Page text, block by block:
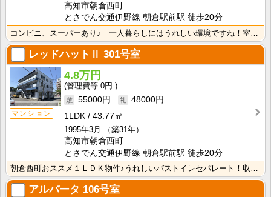
高知市朝倉西町
とさでん交通伊野線 朝倉駅前駅 徒歩20分
レッドハットⅡ 301号室
マンション
4.8万円
0円
55000円
48000円
1LDK
43.77㎡
1995年3月
（築31年）
高知市朝倉西町
とさでん交通伊野線 朝倉駅前駅 徒歩20分
朝倉西町おススメ１ＬＤＫ物件♪うれしいバストイレセパレート！収納スペースがあるので荷物が片付きます！
アルバータ 106号室